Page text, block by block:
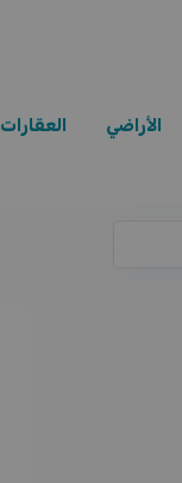
الأراضي العقارات